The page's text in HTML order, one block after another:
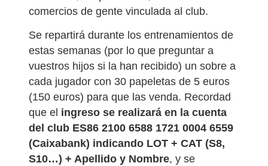
comercios de gente vinculada al club.
Se repartirá durante los entrenamientos de
estas semanas (por lo que preguntar a
vuestros hijos si la han recibido) un sobre a
cada jugador con 30 papeletas de 5 euros
(150 euros) para que las venda. Recordad
que el ingreso se realizará en la cuenta
del club ES86 2100 6588 1721 0004 6559
(Caixabank) indicando LOT + CAT (S8,
S10…) + Apellido y Nombre, y se